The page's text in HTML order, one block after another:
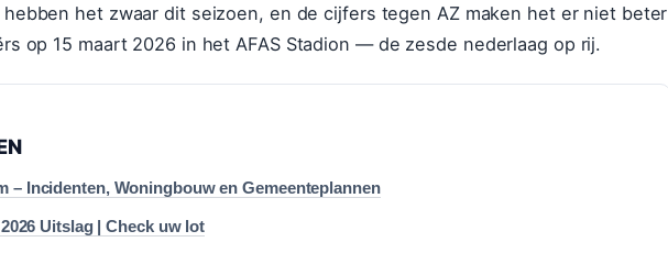
het zwaar dit seizoen, en de cijfers tegen AZ maken het er niet beter
op 15 maart 2026 in het AFAS Stadion — de zesde nederlaag op rij.
– Incidenten, Woningbouw en Gemeenteplannen
Uitslag | Check uw lot